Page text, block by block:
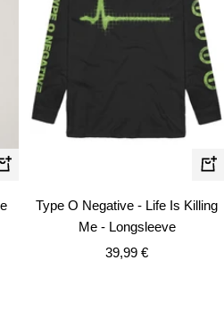
Type O Negative - Life Is Killing
Me - Longsleeve
Angebotspreis
39,99 €